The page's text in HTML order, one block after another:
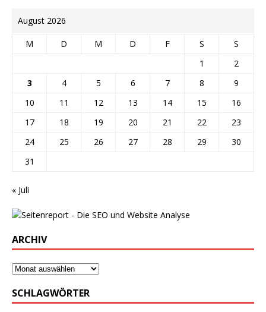
August 2026
M D M D F S
S
1
2
3
4 5 6 7 8
9
10
11 12 13 14 15
16
17
18 19 20 21 22
23
24
25 26 27 28 29
30
31
« Juli
ARCHIV
SCHLAGWÖRTER